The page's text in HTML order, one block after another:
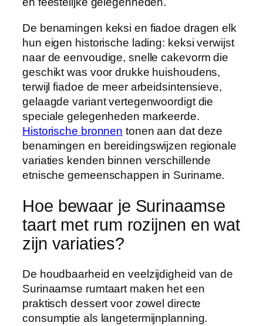
De benamingen keksi en fiadoe dragen elk
hun eigen historische lading: keksi verwijst
naar de eenvoudige, snelle cakevorm die
geschikt was voor drukke huishoudens,
terwijl fiadoe de meer arbeidsintensieve,
gelaagde variant vertegenwoordigt die
speciale gelegenheden markeerde.
Historische bronnen tonen aan dat deze
benamingen en bereidingswijzen regionale
variaties kenden binnen verschillende
etnische gemeenschappen in Suriname.
Hoe bewaar je Surinaamse
taart met rum rozijnen en wat
zijn variaties?
De houdbaarheid en veelzijdigheid van de
Surinaamse rumtaart maken het een
praktisch dessert voor zowel directe
consumptie als langetermijnplanning.